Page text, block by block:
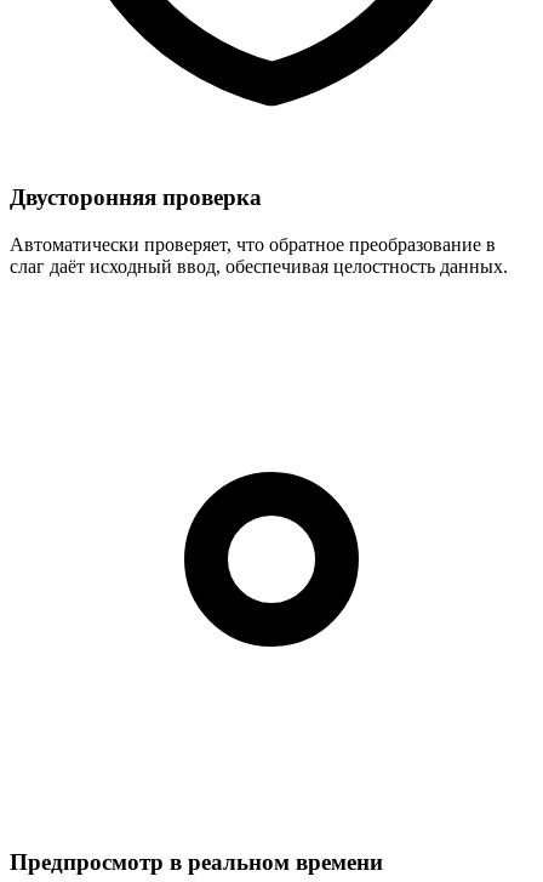
Двусторонняя проверка
Автоматически проверяет, что обратное преобразование в
слаг даёт исходный ввод, обеспечивая целостность данных.
Предпросмотр в реальном времени